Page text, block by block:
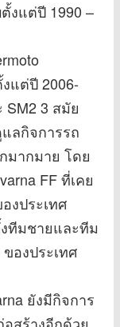
งแต่ปี 1990 –
แต่ปี 2006-
SM2 3 สมัย
ลกิจการรถ
มากมาย โดย
FF ที่เคย
งประเทศ
ทีมชายและทีม
องประเทศ
ยังมีกิจการ